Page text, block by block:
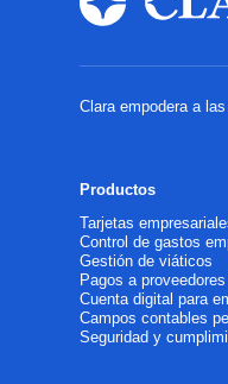
Clara empodera a
Productos
Tarjetas
Control de gastos
Gestión de viáticos
Pagos a proveedores
Cuenta digital para
Campos contables
Seguridad y